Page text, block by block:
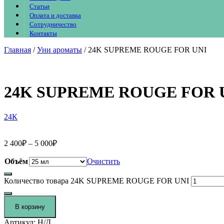
Статьи
Оплата и доставка
Сотрудничество
Контакты
Главная /Уни ароматы / 24K SUPREME ROUGE FOR UNI
24K SUPREME ROUGE FOR
24К
2 400₽ – 5 000₽
Объём Очистить
Количество товара 24K SUPREME ROUGE FOR UNI
В корзину
Артикул: Н/Д